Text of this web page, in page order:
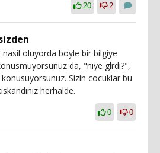
20 2
nasil oluyorda boyle bir bilgiye
da, "niye glrdi?",
Sizin cocuklar bu
herhalde.
0 0